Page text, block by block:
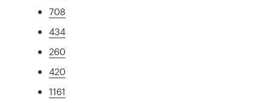
708
434
260
420
1161